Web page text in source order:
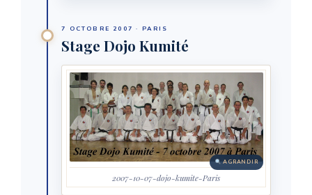
7 OCTOBRE 2007 · PARIS
Stage Dojo Kumité
AGRANDIR
2007-10-07-dojo-kumite-Paris